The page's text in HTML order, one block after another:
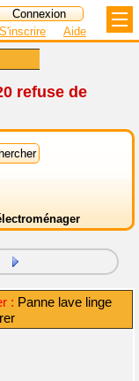
S'inscrire Aide
refuse de
: Panne lave linge